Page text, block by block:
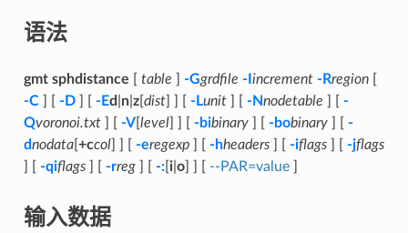
语法
gmt sphdistance table -Ggrdfile -I increment -Rregion[
-C] [ -D] [ -Ed n| z[ dist] ] [ -Lunit] [ -Nnodetable
-
Qvoronoi.txt] [ -V[ level] ] [ -bibinary] [ -bobinary] [ -
dnodata[ +ccol] ] [ -eregexp] [ -hheaders] [ -iflags] [ -jflags
-qiflags] [ -rreg] [ -:[ i| o] ] [ --PAR=value]
输入数据